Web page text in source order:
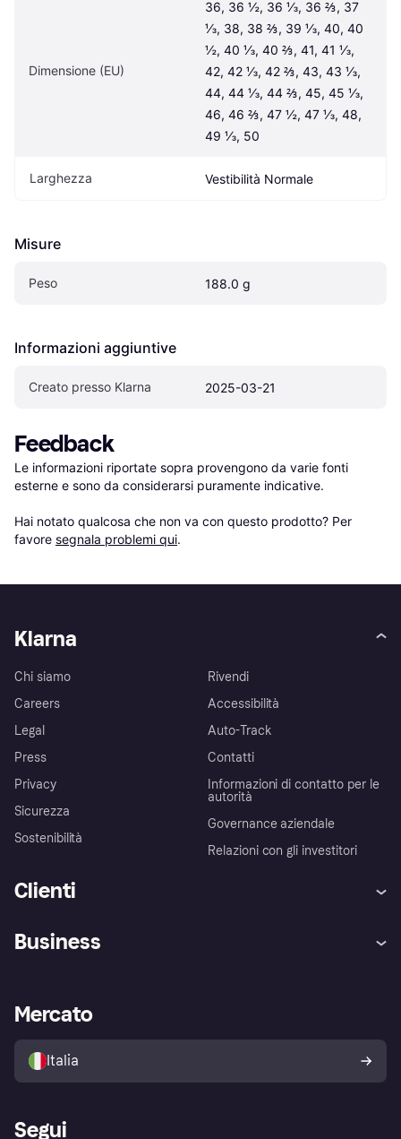
Dimensione (EU)
36, 36 ½, 36 ⅓, 36 ⅔, 37
⅓, 38, 38 ⅔, 39 ⅓, 40, 40
½, 40 ⅓, 40 ⅔, 41, 41 ⅓,
42, 42 ⅓, 42 ⅔, 43, 43 ⅓,
44, 44 ⅓, 44 ⅔, 45, 45 ⅓,
46, 46 ⅔, 47 ½, 47 ⅓, 48,
49 ⅓, 50
Larghezza Vestibilità Normale
Misure
Peso 188.0 g
Informazioni aggiuntive
Creato presso Klarna 2025-03-21
Feedback
Le informazioni riportate sopra provengono da varie fonti
esterne e sono da considerarsi puramente indicative.
Hai notato qualcosa che non va con questo prodotto? Per
favore segnala problemi qui.
Klarna
Chi siamo
Careers
Legal
Press
Privacy
Sicurezza
Sostenibilità
Rivendi
Accessibilità
Auto-Track
Contatti
Informazioni di contatto per le
autorità
Governance aziendale
Relazioni con gli investitori
Clienti
Esplora i negozi
Politica di protezione
dell'acquirente Klarna
Business
Accesso aziende
Mercato
Italia
Segui